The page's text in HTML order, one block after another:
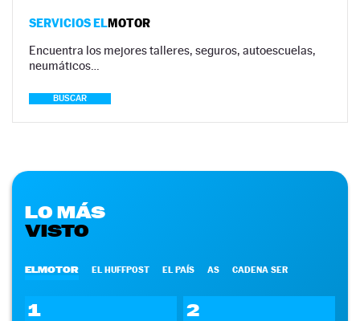
SERVICIOS ELMOTOR
Encuentra los mejores talleres, seguros, autoescuelas,
neumáticos…
BUSCAR
LO MÁS
VISTO
ELMOTOR EL HUFFPOST EL PAÍS AS CADENA SER
1 2